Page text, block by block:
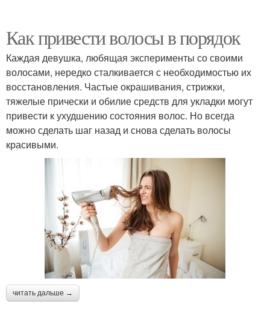
Как привести волосы в порядок
Каждая девушка, любящая эксперименты со своими
волосами, нередко сталкивается с необходимостью их
восстановления. Частые окрашивания, стрижки,
тяжелые прически и обилие средств для укладки могут
привести к ухудшению состояния волос. Но всегда
можно сделать шаг назад и снова сделать волосы
красивыми.
читать дальше →